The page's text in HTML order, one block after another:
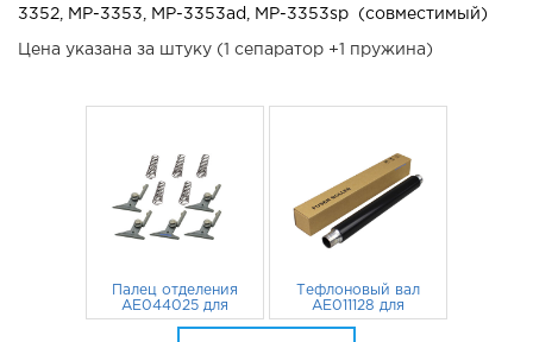
3352, MP-3353, MP-3353ad, MP-3353sp (совместимый)
Цена указана за штуку (1 сепаратор +1 пружина)
Палец отделения
AE044025 для
RICOH Aficio MP-
Тефлоновый вал
AE011128 для
RICOH Aficio MP-